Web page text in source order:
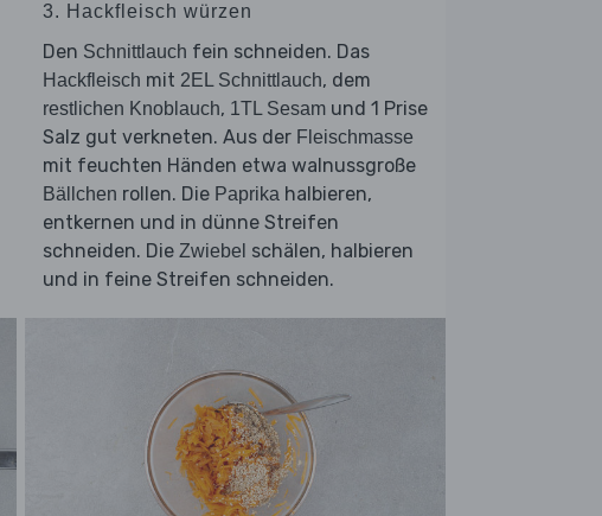
3. Hackfleisch würzen
Den Schnittlauch fein schneiden. Das
Hackfleisch mit 2EL Schnittlauch, dem
restlichen Knoblauch, 1TL Sesam und 1 Prise
Salz gut verkneten. Aus der Fleischmasse
mit feuchten Händen etwa walnussgroße
Bällchen rollen. Die Paprika halbieren,
entkernen und in dünne Streifen
schneiden. Die Zwiebel schälen, halbieren
und in feine Streifen schneiden.